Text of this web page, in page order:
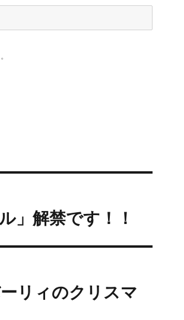
」解禁です！！
リィのクリスマ